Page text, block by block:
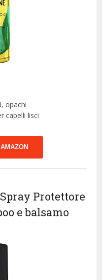
opachi
capelli lisci
Protettore
e balsamo